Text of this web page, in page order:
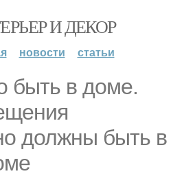
И ДЕКОР
новости статьи
быть в доме.
должны быть в